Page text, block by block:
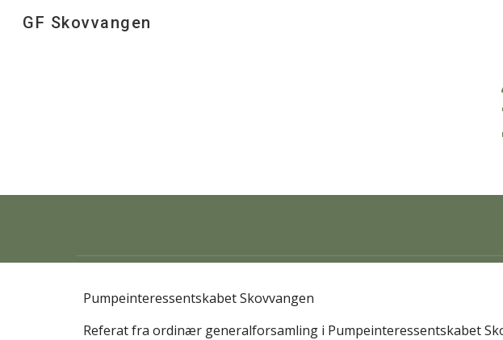
GF Skovvangen
Pumpeinteressentskabet Skovvangen
Referat fra ordinær generalforsamling i Pumpeinteressentskabet